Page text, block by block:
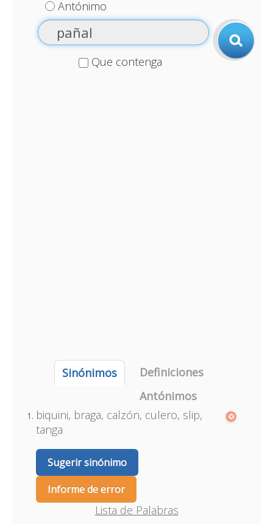
Antónimo
Que contenga
Sinónimos
Definiciones
Antónimos
biquini, braga, calzón, culero, slip,
tanga
Sugerir sinónimo
Informe de error
Lista de Palabras